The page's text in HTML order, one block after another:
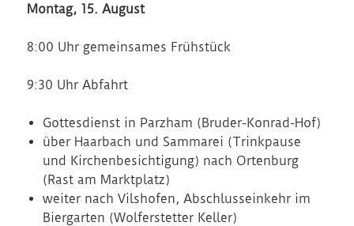
Montag, 15. August
8:00 Uhr gemeinsames Frühstück
9:30 Uhr Abfahrt
Gottesdienst in Parzham (Bruder-Konrad-Hof)
über Haarbach und Sammarei (Trinkpause
und Kirchenbesichtigung) nach Ortenburg
(Rast am Marktplatz)
weiter nach Vilshofen, Abschlusseinkehr im
Biergarten (Wolferstetter Keller)